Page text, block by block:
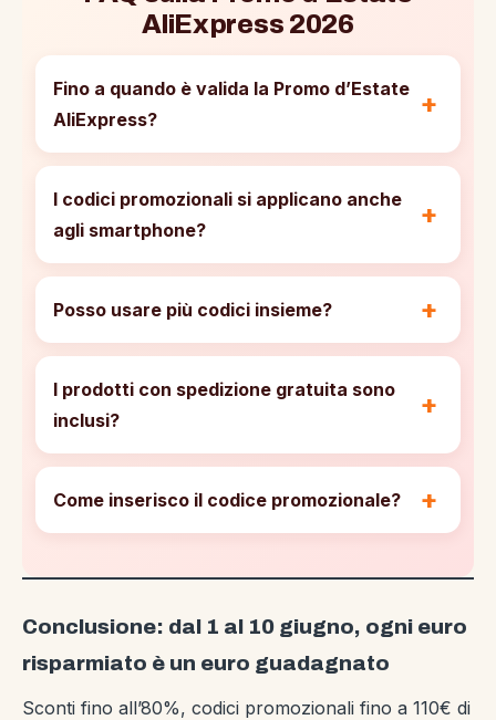
AliExpress 2026
Fino a quando è valida la Promo d’Estate
AliExpress?
I codici promozionali si applicano anche
agli smartphone?
Posso usare più codici insieme?
I prodotti con spedizione gratuita sono
inclusi?
Come inserisco il codice promozionale?
Conclusione: dal 1 al 10 giugno, ogni euro
risparmiato è un euro guadagnato
Sconti fino all’80%, codici promozionali fino a 110€ di